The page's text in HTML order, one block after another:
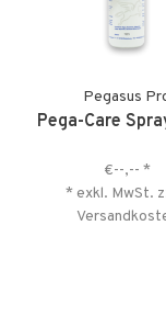
Pegasus
Pega-Care
€--,-- *
* exkl. MwSt.